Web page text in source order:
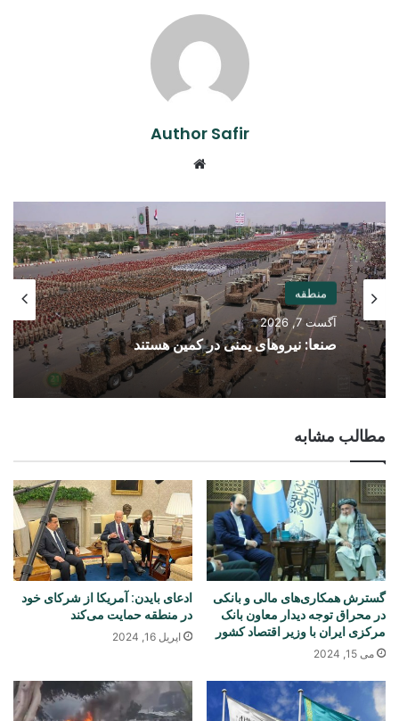
Author Safir
منطقه
آگست 7, 2026
صنعا: نیروهای یمنی در کمین هستند
مطالب مشابه
گسترش همکاری‌های مالی و بانکی
در محراق توجه دیدار معاون بانک
مرکزی ایران با وزیر اقتصاد کشور
می 15, 2024
ادعای بایدن: آمریکا از شرکای خود
در منطقه حمایت می‌کند
اپریل 16, 2024